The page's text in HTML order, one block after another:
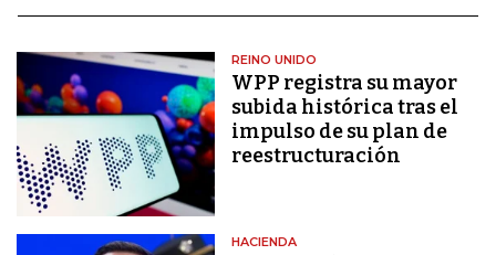
REINO UNIDO
WPP registra su mayor
subida histórica tras el
impulso de su plan de
reestructuración
HACIENDA